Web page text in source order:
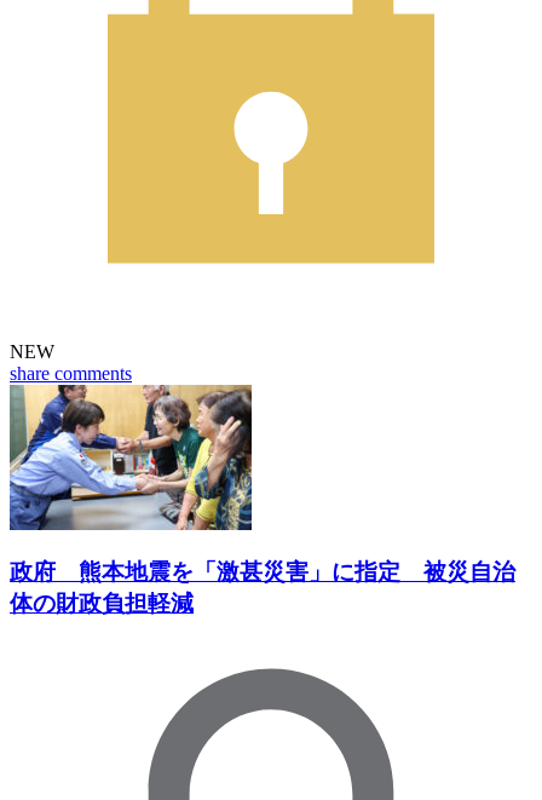
NEW
share comments
政府 熊本地震を「激甚災害」に指定 被災自治
体の財政負担軽減